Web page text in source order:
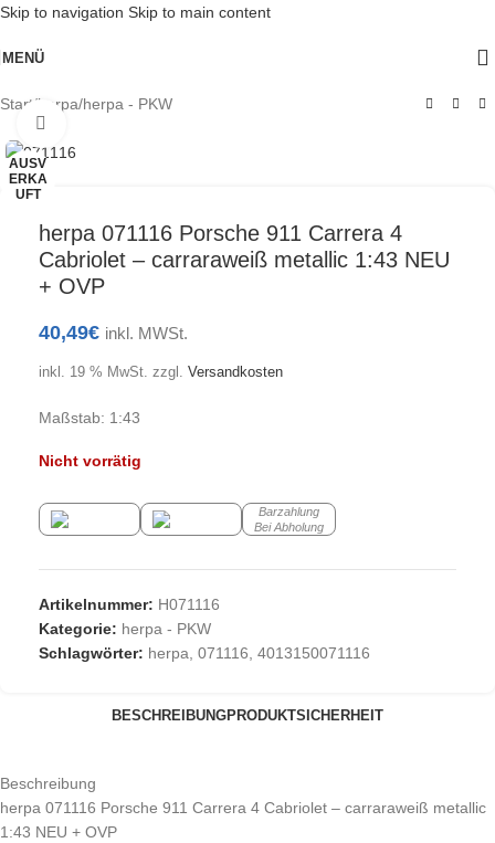
Skip to navigation Skip to main content
MENÜ
Start/herpa/herpa - PKW
AUSV
ERKA
UFT
herpa 071116 Porsche 911 Carrera 4
Cabriolet – carraraweiß metallic 1:43 NEU
+ OVP
40,49€ inkl. MWSt.
inkl. 19 % MwSt. zzgl. Versandkosten
Maßstab: 1:43
Nicht vorrätig
Barzahlung
Bei Abholung
Artikelnummer: H071116
Kategorie: herpa - PKW
Schlagwörter: herpa, 071116, 4013150071116
BESCHREIBUNGPRODUKTSICHERHEIT
Beschreibung
herpa 071116 Porsche 911 Carrera 4 Cabriolet – carraraweiß metallic
1:43 NEU + OVP